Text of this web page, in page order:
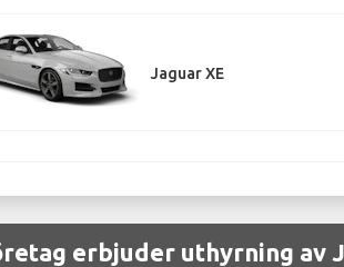
Jaguar XE
erbjuder uthyrning av